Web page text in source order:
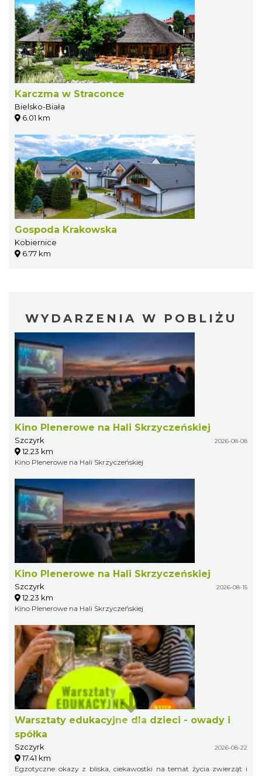
Karczma w Straconce
Bielsko-Biała
6.01 km
Gospoda Krakowska
Kobiernice
6.77 km
WYDARZENIA W POBLIŻU
Kino Plenerowe na Hali Skrzyczeńskiej
Szczyrk 2026-08-08
12.23 km
Kino Plenerowe na Hali Skrzyczeńskiej
Kino Plenerowe na Hali Skrzyczeńskiej
Szczyrk 2026-08-15
12.23 km
Kino Plenerowe na Hali Skrzyczeńskiej
Warsztaty edukacyjne dla dzieci - owady i
spółka
Szczyrk 2026-08-22
17.41 km
Egzotyczne okazy z bliska, ciekawostki na temat życia zwierząt i